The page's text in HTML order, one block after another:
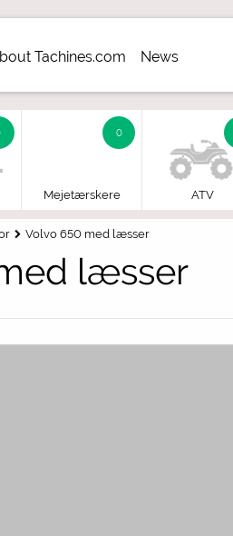
Tachines.com News
0
Mejetærskere ATV
Volvo 650 med læsser
læsser